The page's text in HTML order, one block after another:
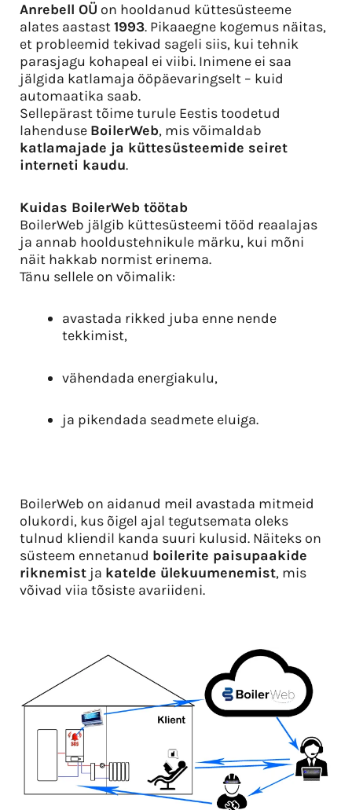
Anrebell OÜ on hooldanud küttesüsteeme
alates aastast1993. Pikaaegne kogemus näitas,
et probleemid tekivad sageli siis, kui tehnik
parasjagu kohapeal ei viibi. Inimene ei saa
jälgida katlamaja ööpäevaringselt – kuid
automaatika saab.
Sellepärast tõime turule Eestis toodetud
lahenduse BoilerWeb, mis võimaldab
katlamajade ja küttesüsteemide seiret
interneti kaudu.
Kuidas BoilerWeb töötab
BoilerWeb jälgib küttesüsteemi tööd reaalajas
ja annab hooldustehnikule märku, kui mõni
näit hakkab normist erinema.
Tänu sellele on võimalik:
avastada rikked juba enne nende
tekkimist,
vähendada energiakulu,
ja pikendada seadmete eluiga.
BoilerWeb on aidanud meil avastada mitmeid
olukordi, kus õigel ajal tegutsemata oleks
tulnud kliendil kanda suuri kulusid. Näiteks on
süsteem ennetanud boilerite paisupaakide
riknemist ja katelde ülekuumenemist, mis
võivad viia tõsiste avariideni.